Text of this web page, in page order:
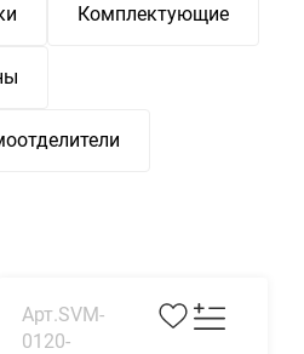
Комплектующие
Арт.SVM-
0120-